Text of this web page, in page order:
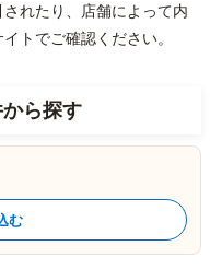
れたり、店舗によって内
トでご確認ください。
ら探す
む